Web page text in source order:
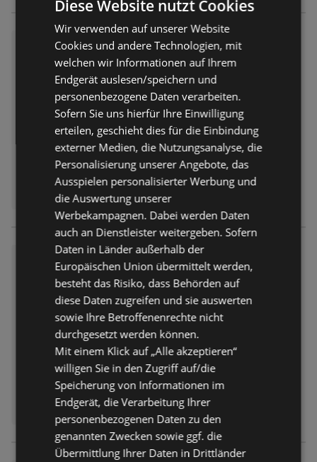
Dehner: Garten & Zoo
Prospekt nicht mehr gültig
Abgelaufen am: 15.06.2026
Prospekt
nicht mehr gültig
Abgelaufen am:
Diese Website nutzt Cookies
Wir verwenden auf unserer Website
Cookies und andere Technologien, mit
welchen wir Informationen auf Ihrem
Endgerät auslesen/speichern und
personenbezogene Daten verarbeiten.
Sofern Sie uns hierfür Ihre Einwilligung
erteilen, geschieht dies für die Einbindung
externer Medien, die Nutzungsanalyse, die
Personalisierung unserer Angebote, das
Ausspielen personalisierter Werbung und
die Auswertung unserer
Werbekampagnen. Dabei werden Daten
auch an Dienstleister weitergeben. Sofern
Daten in Länder außerhalb der
Europäischen Union übermittelt werden,
besteht das Risiko, dass Behörden auf
diese Daten zugreifen und sie auswerten
sowie Ihre Betroffenenrechte nicht
durchgesetzt werden können.
Mit einem Klick auf „Alle akzeptieren“
willigen Sie in den Zugriff auf/die
Speicherung von Informationen im
Endgerät, die Verarbeitung Ihrer
personenbezogenen Daten zu den
genannten Zwecken sowie ggf. die
Übermittlung Ihrer Daten in Drittländer